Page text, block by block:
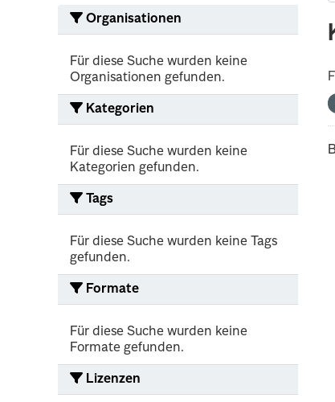
Organisationen
Für diese Suche wurden keine
Organisationen gefunden.
Kategorien
Für diese Suche wurden keine
Kategorien gefunden.
Tags
Für diese Suche wurden keine Tags
gefunden.
Formate
Für diese Suche wurden keine
Formate gefunden.
Lizenzen